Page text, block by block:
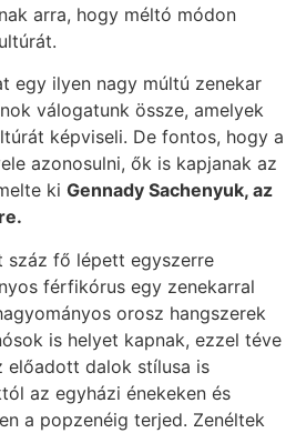
arra, hogy méltó módon
egy ilyen nagy múltú zenekar
válogatunk össze, amelyek
képviseli. De fontos, hogy a
azonosulni, ők is kapjanak az
ki Gennady Sachenyuk, az
száz fő lépett egyszerre
férfikórus egy zenekarral
orosz hangszerek
is helyet kapnak, ezzel téve
előadott dalok stílusa is
az egyházi énekeken és
a popzenéig terjed. Zenéltek